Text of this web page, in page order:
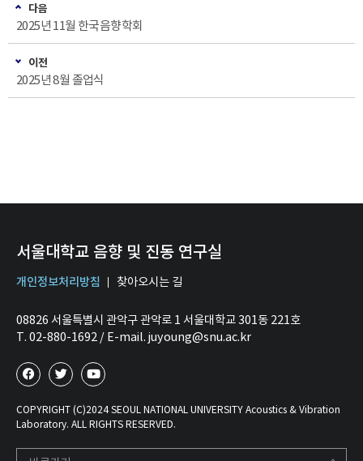
다음
2025년 11월 한국음향학회
이전
2025년 8월 졸업식
서울대학교 음향 및 진동 연구실
개인정보처리방침 찾아오시는 길
08826 서울특별시 관악구 관악로 1 서울대학교 301동 221호
T. 02-880-1692 / E-mail. juyoung@snu.ac.kr
COPYRIGHT (C)2024 SEOUL NATIONAL UNIVERSITY Acoustics & Vibration
Laboratory. ALL RIGHTS RESERVED.